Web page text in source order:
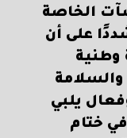
الخاصة
على أن
وطنية
يلبي
ختام